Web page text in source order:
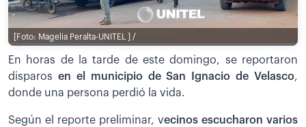
[Foto: Magelia Peralta-UNITEL ] /
En horas de la tarde de este domingo, se reportaron
disparos en el municipio de San Ignacio de Velasco,
donde una persona perdió la vida.
Según el reporte preliminar, vecinos escucharon varios